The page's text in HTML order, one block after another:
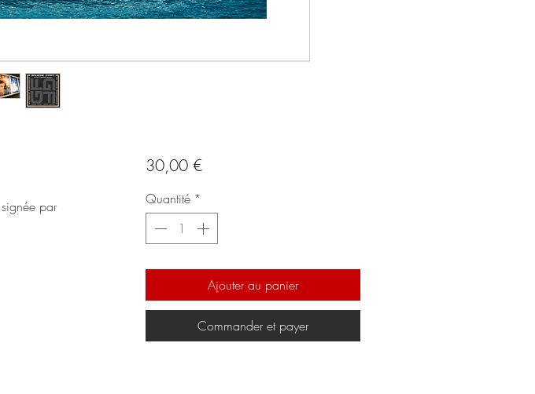
par
30,00 €Prix
Quantité *
Ajouter au panier
Commander et payer